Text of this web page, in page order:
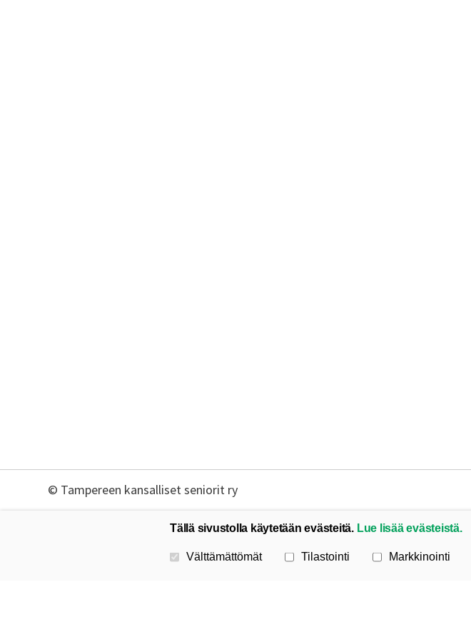
© Tampereen kansalliset seniorit ry
Tällä sivustolla käytetään evästeitä. Lue lisää evästeistä.
Valitse käytettävät evästeet
Välttämättömät Tilastointi Markkinointi